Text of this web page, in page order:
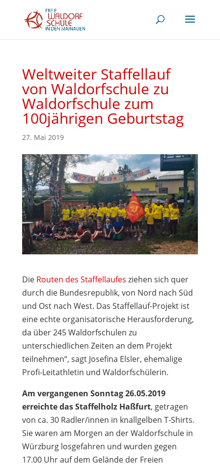
Weltweiter Staffellauf
von Waldorfschule zu
Waldorfschule zum
100jährigen Geburtstag
27. Mai 2019
Die Routen des Staffellaufes ziehen sich quer
durch die Bundesrepublik, von Nord nach Süd
und Ost nach West. Das Staffellauf-Projekt ist
eine echte organisatorische Herausforderung,
da über 245 Waldorfschulen zu
unterschiedlichen Zeiten an dem Projekt
teilnehmen“, sagt Josefina Elsler, ehemalige
Profi-Leitathletin und Waldorfschülerin.
Am vergangenen Sonntag 26.05.2019
erreichte das Staffelholz Haßfurt, getragen
von ca. 30 Radler/innen in knallgelben T-Shirts.
Sie waren am Morgen an der Waldorfschule in
Würzburg losgefahren und wurden gegen
17.00 Uhr auf dem Gelände der Freien